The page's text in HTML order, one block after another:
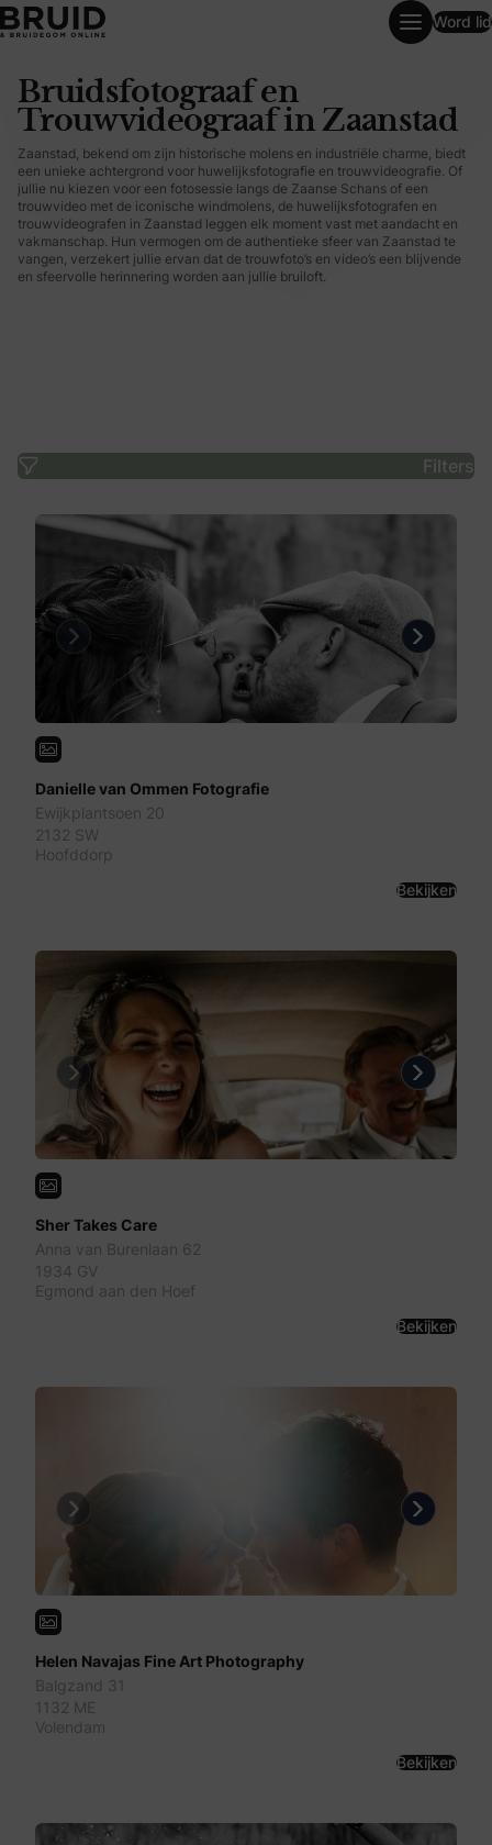
Bruidsfotograaf en Trouwvideograaf in Zaanstad
Word lid
Bruidsfotograaf en
Trouwvideograaf in Zaanstad
Zaanstad, bekend om zijn historische molens en industriële charme, biedt
een unieke achtergrond voor huwelijksfotografie en trouwvideografie. Of
jullie nu kiezen voor een fotosessie langs de Zaanse Schans of een
trouwvideo met de iconische windmolens, de huwelijksfotografen en
trouwvideografen in Zaanstad leggen elk moment vast met aandacht en
vakmanschap. Hun vermogen om de authentieke sfeer van Zaanstad te
vangen, verzekert jullie ervan dat de trouwfoto’s en video’s een blijvende
en sfeervolle herinnering worden aan jullie bruiloft.
Filters
Previous Next
Danielle van Ommen Fotografie
Ewijkplantsoen 20
2132 SW
Hoofddorp
Bekijken
Previous Next
Sher Takes Care
Anna van Burenlaan 62
1934 GV
Egmond aan den Hoef
Bekijken
Previous Next
Helen Navajas Fine Art Photography
Balgzand 31
1132 ME
Volendam
Bekijken